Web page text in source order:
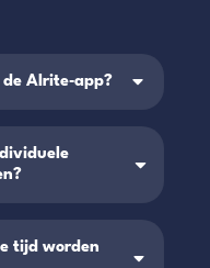
de Alrite‑app?
tijd worden